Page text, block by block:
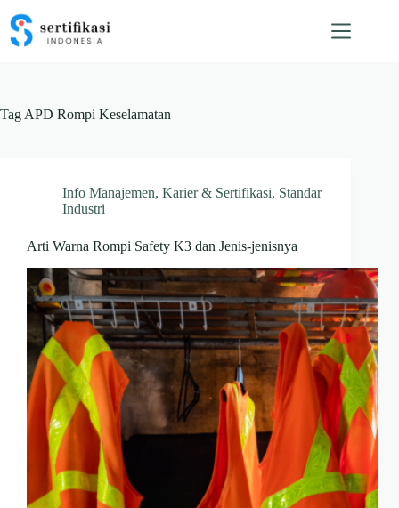
content
Tag APD Rompi Keselamatan
Info Manajemen, Karier & Sertifikasi, Standar
Industri
Arti Warna Rompi Safety K3 dan Jenis-jenisnya